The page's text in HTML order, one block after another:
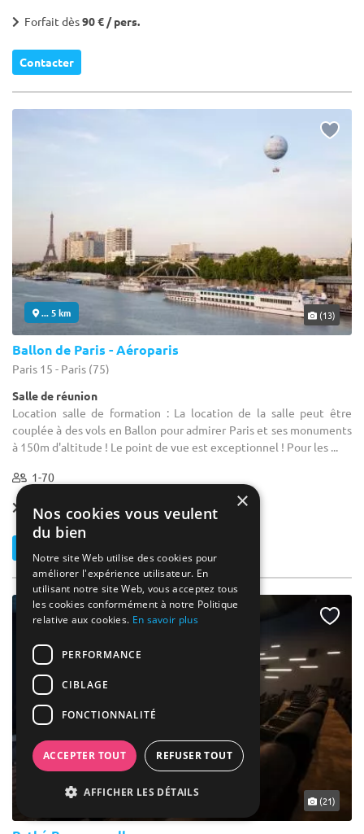
Forfait dès90 € / pers.
Contacter
... 5 km (13)
Ballon de Paris - Aéroparis
Paris 15 - Paris (75)
Salle de réunion
Location salle de formation : La location de la salle peut être
couplée à des vols en Ballon pour admirer Paris et ses monuments
à 150m d'altitude ! Le point de vue est exceptionnel ! Pour les ...
1-70
Location dès 583 €
... 5 km (21)
×
Nos cookies vous veulent
du bien
Notre site Web utilise des cookies pour
améliorer l'expérience utilisateur. En
utilisant notre site Web, vous acceptez tous
les cookies conformément à notre Politique
relative aux cookies. En savoir plus
PERFORMANCE
CIBLAGE
FONCTIONNALITÉ
ACCEPTER TOUT REFUSER TOUT
AFFICHER LES DÉTAILS